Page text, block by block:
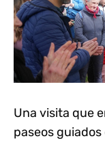
Una visita que
paseos